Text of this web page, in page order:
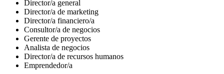
Director/a general
Director/a de marketing
Director/a financiero/a
Consultor/a de negocios
Gerente de proyectos
Analista de negocios
Director/a de recursos humanos
Emprendedor/a